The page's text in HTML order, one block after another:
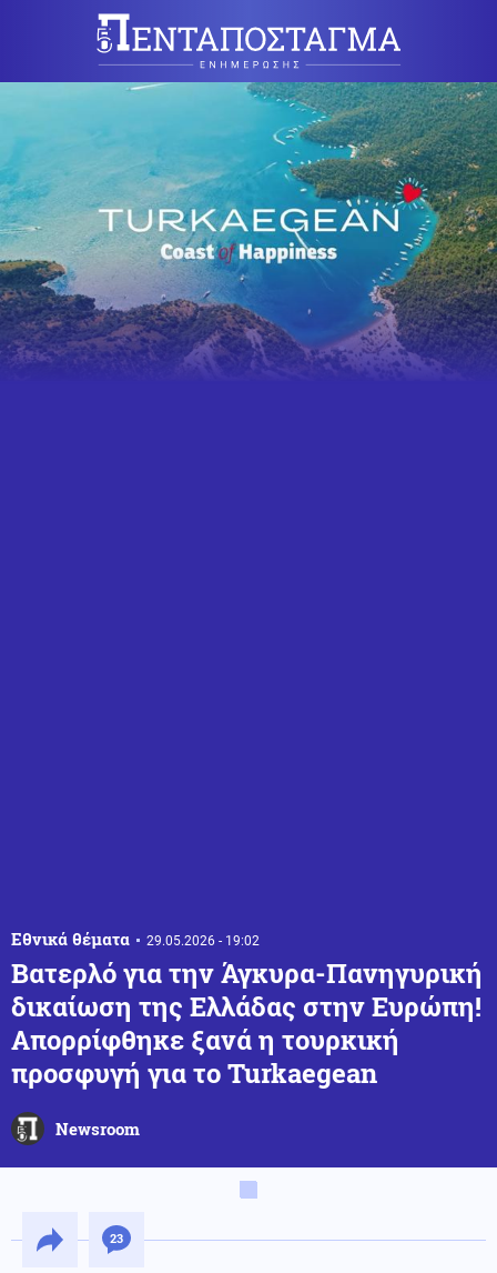
Εθνικά θέματα 29.05.2026 - 19:02
Βατερλό για την Άγκυρα-Πανηγυρική
δικαίωση της Ελλάδας στην Ευρώπη!
Απορρίφθηκε ξανά η τουρκική
προσφυγή για το Turkaegean
Newsroom
23